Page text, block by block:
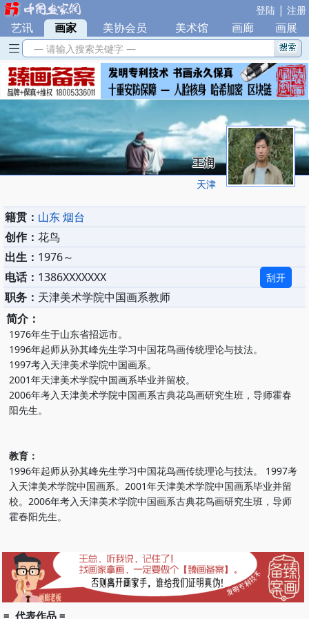
登陆 | 注册
艺讯 | 画家 美协会员 美术馆 画廊 画展
— 请输入搜索关键字 —
王润
天津
籍贯： 山东 烟台
创作： 花鸟
出生： 1976～
电话： 1386XXXXXXX 刮开
职务： 天津美术学院中国画系教师
简介：
1976年生于山东省招远市。
1996年起师从孙其峰先生学习中国花鸟画传统理论与技法。
1997考入天津美术学院中国画系。
2001年天津美术学院中国画系毕业并留校。
2006年考入天津美术学院中国画系古典花鸟画研究生班，导师霍春
阳先生。
教育：
1996年起师从孙其峰先生学习中国花鸟画传统理论与技法。 1997考
入天津美术学院中国画系。2001年天津美术学院中国画系毕业并留
校。2006年考入天津美术学院中国画系古典花鸟画研究生班，导师
霍春阳先生。
= 代表作品 =